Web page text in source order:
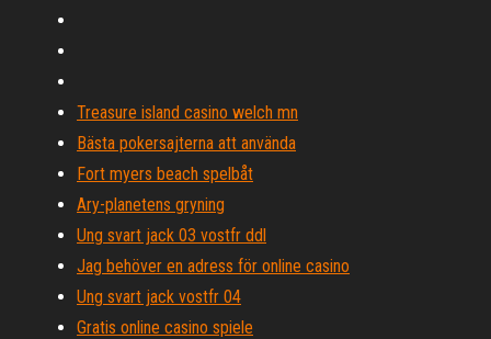
Treasure island casino welch mn
Bästa pokersajterna att använda
Fort myers beach spelbåt
Ary-planetens gryning
Ung svart jack 03 vostfr ddl
Jag behöver en adress för online casino
Ung svart jack vostfr 04
Gratis online casino spiele